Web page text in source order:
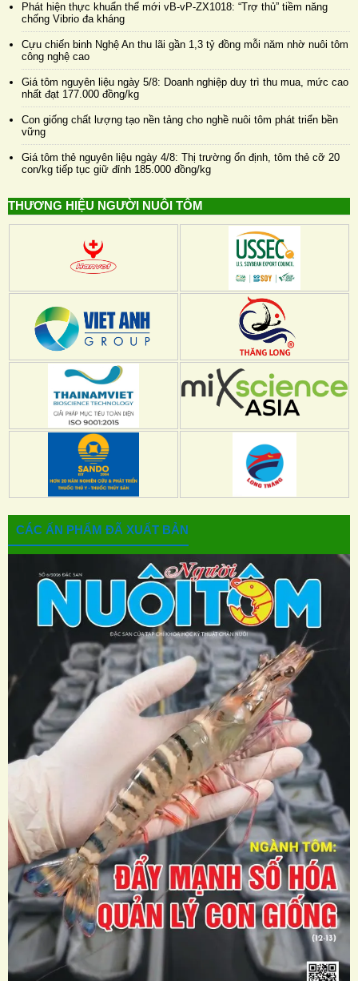
Phát hiện thực khuẩn thể mới vB-vP-ZX1018: “Trợ thủ” tiềm năng
chống Vibrio đa kháng
Cựu chiến binh Nghệ An thu lãi gần 1,3 tỷ đồng mỗi năm nhờ nuôi tôm
công nghệ cao
Giá tôm nguyên liệu ngày 5/8: Doanh nghiệp duy trì thu mua, mức cao
nhất đạt 177.000 đồng/kg
Con giống chất lượng tạo nền tảng cho nghề nuôi tôm phát triển bền
vững
Giá tôm thẻ nguyên liệu ngày 4/8: Thị trường ổn định, tôm thẻ cỡ 20
con/kg tiếp tục giữ đỉnh 185.000 đồng/kg
THƯƠNG HIỆU NGƯỜI NUÔI TÔM
CÁC ẤN PHẨM ĐÃ XUẤT BẢN